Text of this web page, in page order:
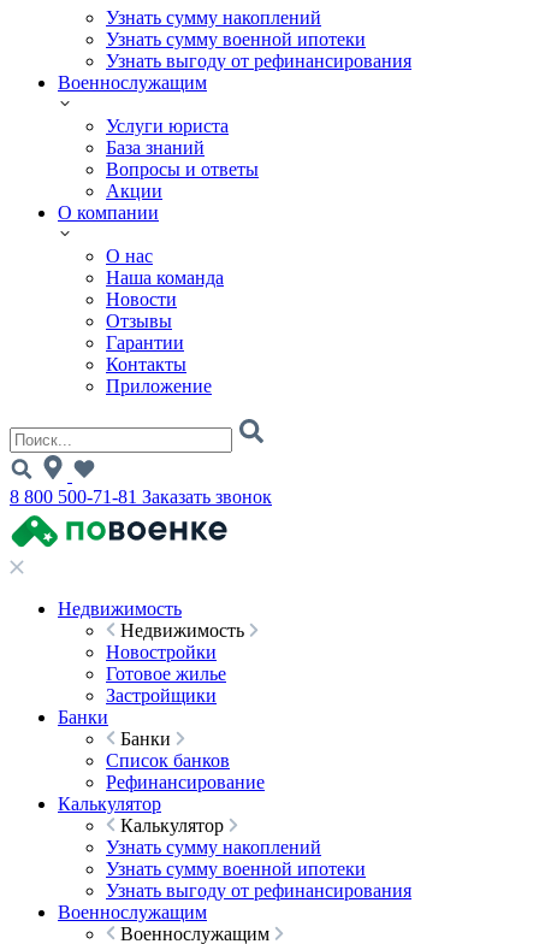
Узнать сумму накоплений
Узнать сумму военной ипотеки
Узнать выгоду от рефинансирования
Военнослужащим
Услуги юриста
База знаний
Вопросы и ответы
Акции
О компании
О нас
Наша команда
Новости
Отзывы
Гарантии
Контакты
Приложение
8 800 500-71-81 Заказать звонок
Недвижимость
Недвижимость
Новостройки
Готовое жилье
Застройщики
Банки
Банки
Список банков
Рефинансирование
Калькулятор
Калькулятор
Узнать сумму накоплений
Узнать сумму военной ипотеки
Узнать выгоду от рефинансирования
Военнослужащим
Военнослужащим